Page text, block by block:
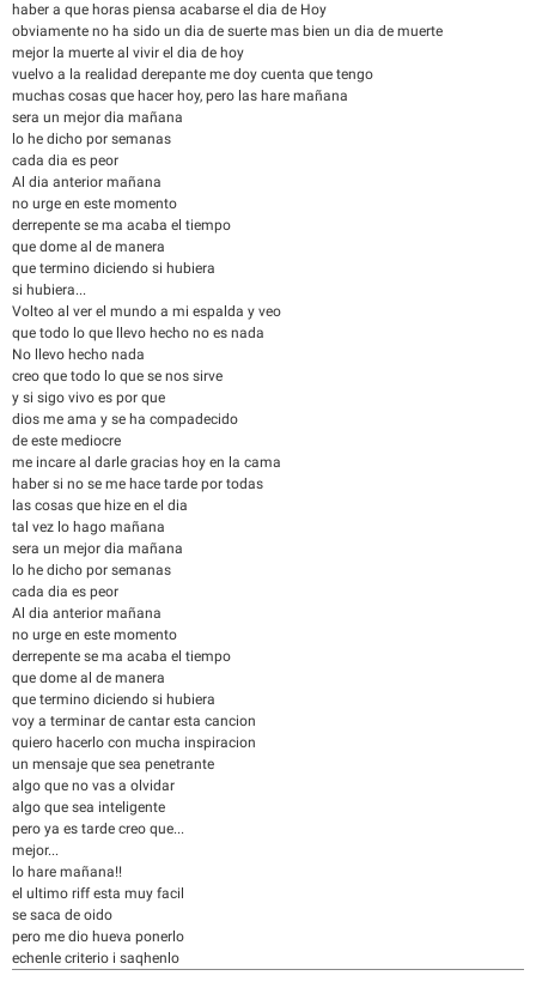
haber a que horas piensa acabarse el dia de Hoy
obviamente no ha sido un dia de suerte mas bien un dia de muerte
mejor la muerte al vivir el dia de hoy
vuelvo a la realidad derepante me doy cuenta que tengo
muchas cosas que hacer hoy, pero las hare mañana
sera un mejor dia mañana
lo he dicho por semanas
cada dia es peor
Al dia anterior mañana
no urge en este momento
derrepente se ma acaba el tiempo
que dome al de manera
que termino diciendo si hubiera
si hubiera...
Volteo al ver el mundo a mi espalda y veo
que todo lo que llevo hecho no es nada
No llevo hecho nada
creo que todo lo que se nos sirve
y si sigo vivo es por que
dios me ama y se ha compadecido
de este mediocre
me incare al darle gracias hoy en la cama
haber si no se me hace tarde por todas
las cosas que hize en el dia
tal vez lo hago mañana
sera un mejor dia mañana
lo he dicho por semanas
cada dia es peor
Al dia anterior mañana
no urge en este momento
derrepente se ma acaba el tiempo
que dome al de manera
que termino diciendo si hubiera
voy a terminar de cantar esta cancion
quiero hacerlo con mucha inspiracion
un mensaje que sea penetrante
algo que no vas a olvidar
algo que sea inteligente
pero ya es tarde creo que...
mejor...
lo hare mañana!!
el ultimo riff esta muy facil
se saca de oido
pero me dio hueva ponerlo
echenle criterio i saqhenlo